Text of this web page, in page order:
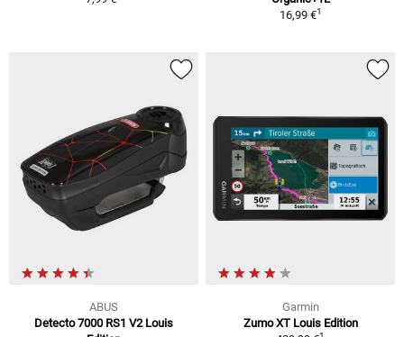
16,99 €1
ABUS
Detecto 7000 RS1 V2 Louis
Garmin
Zumo XT Louis Edition